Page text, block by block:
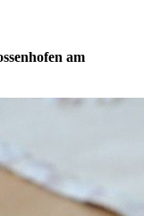
am